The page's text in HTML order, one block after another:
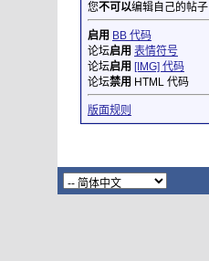
您不可以编辑自己的帖子
启用 BB 代码
论坛启用 表情符号
论坛启用 [IMG] 代码
论坛禁用 HTML 代码
版面规则